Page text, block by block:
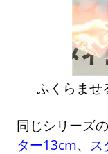
ふくらませ
同じシリーズ
ター13cm、